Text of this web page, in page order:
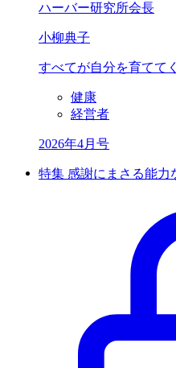
ハーバー研究所会長
小柳典子
すべてが自分を育てて
健康
経営者
2026年4月号
特集 感謝にまさる能力